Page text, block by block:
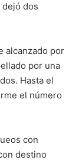
dos
alcanzado por
por una
Hasta el
el número
con
destino